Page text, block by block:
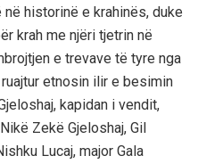
historinë e krahinës, duke
krah me njëri tjetrin në
e trevave të tyre nga
etnosin ilir e besimin
kapidan i vendit,
Zekë Gjeloshaj, Gil
Lucaj, major Gala